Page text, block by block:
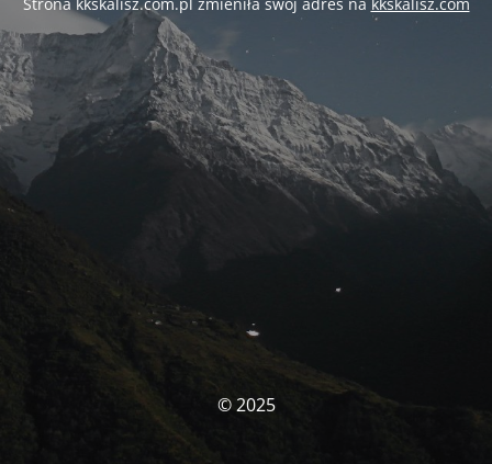
© 2025